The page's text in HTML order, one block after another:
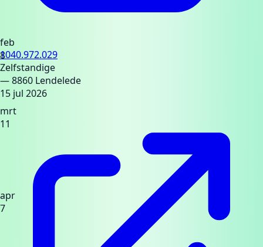
feb
8
mrt
11
apr
7
1040.972.029
Zelfstandige
— 8860 Lendelede
15 jul 2026